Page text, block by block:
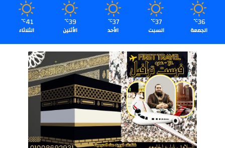
36
℃
الجمعة
37
℃
السبت
37
℃
الأحد
39
℃
الأثنين
41
℃
الثلاثاء